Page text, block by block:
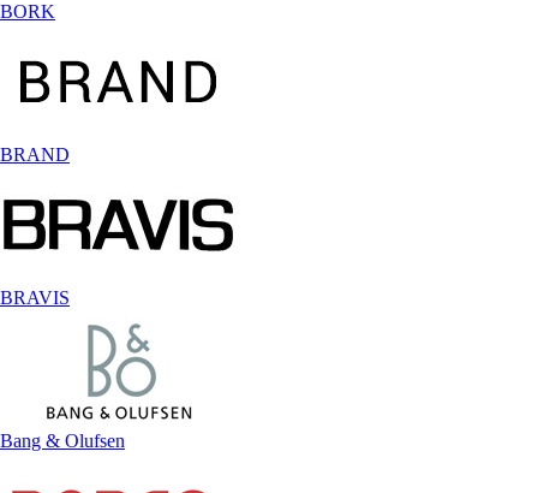
BORK
BRAND
BRAVIS
Bang & Olufsen